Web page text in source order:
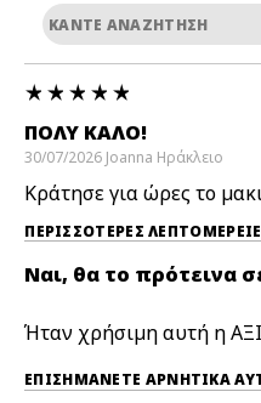
ΠΟΛΎ ΚΑΛΌ!
30/07/2026 Joanna Ηράκλειο
Κράτησε για ώρες το
ΠΕΡΙΣΣΌΤΕΡΕΣ
Ναι, θα το πρότεινα
Ήταν χρήσιμη αυτή η